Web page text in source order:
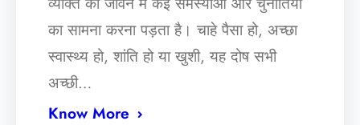
का सामना करना पड़ता है। चाहे पैसा हो, अच्छा
स्वास्थ्य हो, शांति हो या खुशी, यह दोष सभी
अच्छी…
Know More